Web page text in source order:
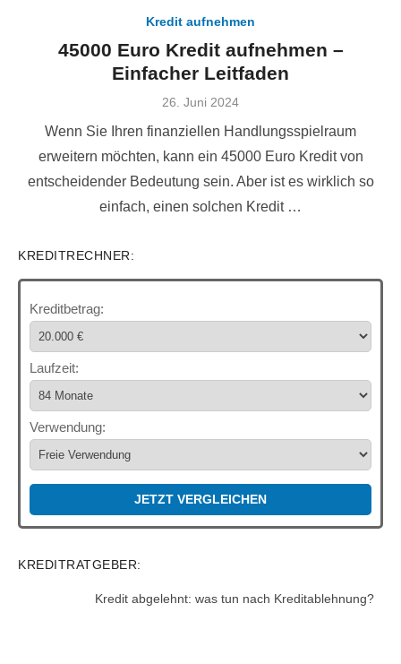
Kredit aufnehmen
45000 Euro Kredit aufnehmen –
Einfacher Leitfaden
Veröffentlicht
26. Juni 2024
Wenn Sie Ihren finanziellen Handlungsspielraum
erweitern möchten, kann ein 45000 Euro Kredit von
entscheidender Bedeutung sein. Aber ist es wirklich so
einfach, einen solchen Kredit …
KREDITRECHNER:
Kreditbetrag:
Laufzeit:
Verwendung:
JETZT VERGLEICHEN
KREDITRATGEBER:
Kredit abgelehnt: was tun nach Kreditablehnung?